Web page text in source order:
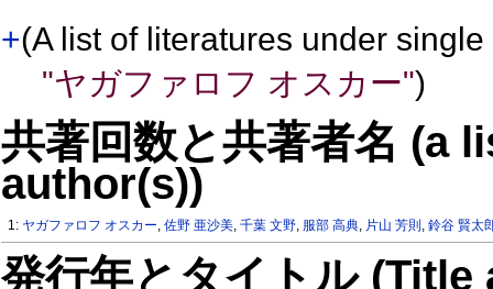
+(A list of literatures under
"ヤガファロフ オスカー")
共著回数と共著者名 (a
author(s))
1: ヤガファロフ オスカー,佐野 亜沙美,千葉 文野, 服部 高典, 片山 芳則 ,鈴谷 賢太
発行年とタイトル